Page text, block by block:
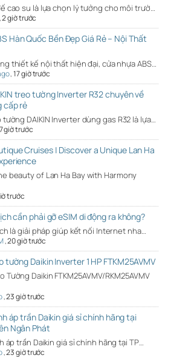
cao su là lựa chọn lý tưởng cho môi trườ…
2 giờ trước
Hàn Quốc Bền Đẹp Giá Rẻ – Nội Thất
thiết kế nội thất hiện đại, cửa nhựa ABS…
,17 giờ trước
treo tường Inverter R32 chuyên về
cấp rẻ
DAIKIN Inverter dùng gas R32 là lựa…
giờ trước
Cruises | Discover a Unique Lan Ha
beauty of Lan Ha Bay with Harmony
trước
cần phải gỡ eSIM di động ra không?
là giải pháp giúp kết nối Internet nha…
,20 giờ trước
tường Daikin Inverter 1 HP FTKM25AVMV
Tường Daikin FTKM25AVMV/RKM25AVMV
,23 giờ trước
áp trần Daikin giá sỉ chính hãng tại
Ngân Phát
áp trần Daikin giá sỉ chính hãng tại TP…
,23 giờ trước